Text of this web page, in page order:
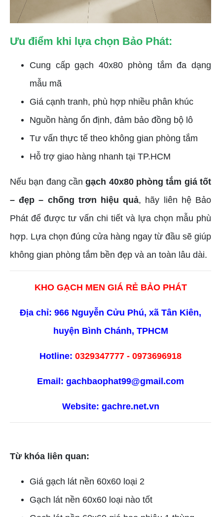
Ưu điểm khi lựa chọn Bảo Phát:
Cung cấp gạch 40x80 phòng tắm đa dạng
mẫu mã
Giá cạnh tranh, phù hợp nhiều phân khúc
Nguồn hàng ổn định, đảm bảo đồng bộ lô
Tư vấn thực tế theo không gian phòng tắm
Hỗ trợ giao hàng nhanh tại TP.HCM
Nếu bạn đang cầngạch 40x80 phòng tắm giá tốt
– đẹp – chống trơn hiệu quả, hãy liên hệ Bảo
Phát để được tư vấn chi tiết và lựa chọn mẫu phù
hợp. Lựa chọn đúng cửa hàng ngay từ đầu sẽ giúp
không gian phòng tắm bền đẹp và an toàn lâu dài.
KHO GẠCH MEN GIÁ RẺ BẢO PHÁT
Địa chỉ: 966 Nguyễn Cửu Phú, xã Tân Kiên,
huyện Bình Chánh, TPHCM
Hotline: 0329347777 - 0973696918
Email: gachbaophat99@gmail.com
Website: gachre.net.vn
Từ khóa liên quan:
Giá gạch lát nền 60x60 loại 2
Gạch lát nền 60x60 loại nào tốt